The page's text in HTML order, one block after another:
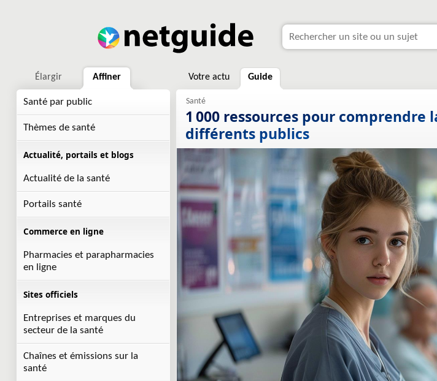
Élargir Affiner
Santé par public
Thèmes de santé
Actualité, portails et blogs
Actualité de la santé
Portails santé
Commerce en ligne
Pharmacies et parapharmacies
en ligne
Sites officiels
Entreprises et marques du
secteur de la santé
Chaînes et émissions sur la
santé
Votre actu Guide
1 000 ressources pour comprendre
différents publics